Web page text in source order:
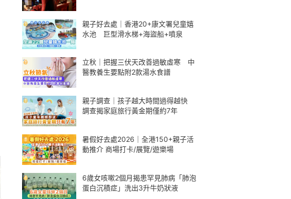
親子好去處｜香港20+康文署兒童嬉
水池 巨型滑水梯+海盜船+噴泉
立秋｜把握三伏天改善過敏虛寒 中
醫教養生要點附2款湯水食譜
親子調查｜孩子越大時間過得越快
調查揭家庭旅行黃金期僅約7年
暑假好去處2026｜全港150+親子活
動推介 商場打卡/展覽/遊樂場
6歲女咳嗽2個月揭患罕見肺病「肺泡
蛋白沉積症」洗出3升牛奶狀液